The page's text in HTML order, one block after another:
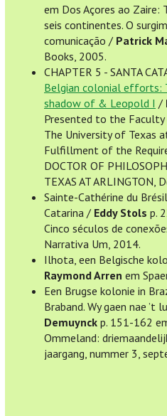
em Dos Açores ao Zaire:
seis continentes. O
comunicação / Patrick
Books, 2005.
CHAPTER 5 - SANTA
Belgian colonial efforts:
shadow of & Leopold I /
Presented to the
The University of Texas
Fulfillment of the
DOCTOR OF
TEXAS AT ARLINGTON,
Sainte-Cathérine du
Catarina / Eddy Stols p.
Cinco séculos de
Narrativa Um, 2014.
Ilhota, een Belgische
Raymond Arren em
Een Brugse kolonie in
Braband. Wy gaen nae ’t
Demuynck p. 151-162
Ommeland:
jaargang, nummer 3,